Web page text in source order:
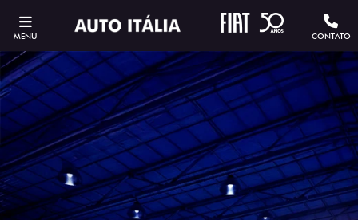
MENU CONTATO
ESTOU INTERESSADO